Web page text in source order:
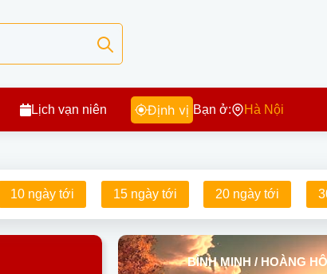
Lịch vạn niên Định vị Bạn ở: Hà Nội
10 ngày tới 15 ngày tới 20 ngày tới
BÌNH MINH / HOÀNG